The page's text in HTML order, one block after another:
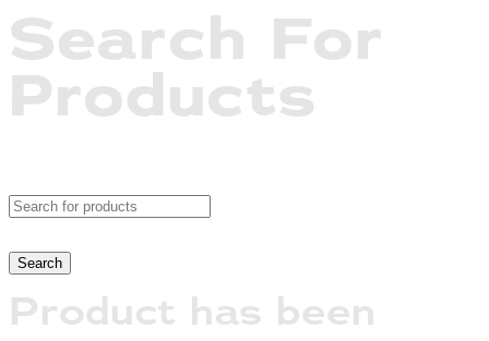
Search For
Products
Product has been